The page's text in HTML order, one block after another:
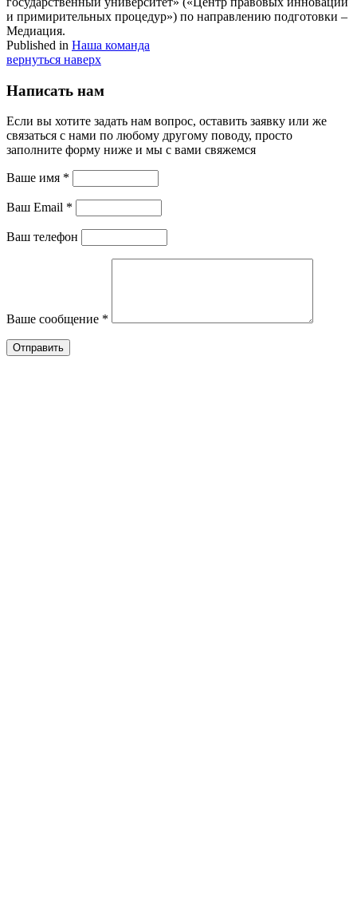
и примирительных процедур») по направлению подготовки –
Медиация.
Published in Наша команда
вернуться наверх
Написать нам
Если вы хотите задать нам вопрос, оставить заявку или же
связаться с нами по любому другому поводу, просто
заполните форму ниже и мы с вами свяжемся
Ваше имя *
Ваш Email *
Ваш телефон
Ваше сообщение *